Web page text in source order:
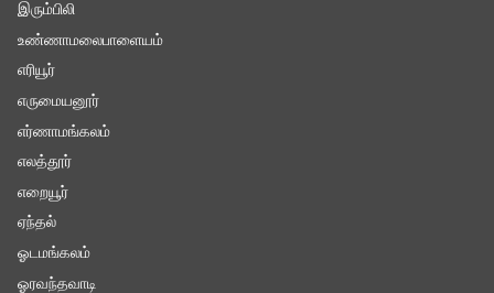
இரும்பிலி
உண்ணாமலைபாளையம்
எரியூர்
எருமையனூர்
எர்ணாமங்கலம்
எலத்தூர்
எறையூர்
ஏந்தல்
ஓடமங்கலம்
ஓரவந்தவாடி